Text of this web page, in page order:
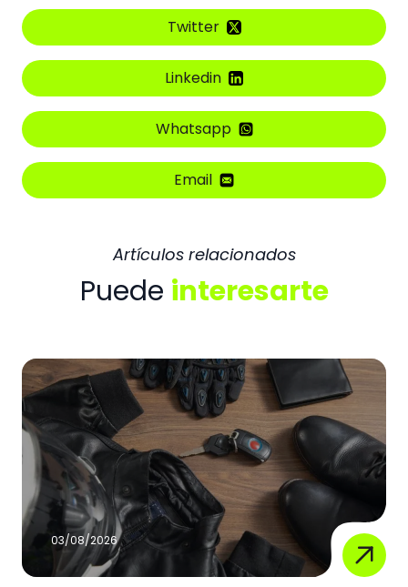
Twitter
Linkedin
Whatsapp
Email
Artículos relacionados
Puede interesarte
03/08/2026